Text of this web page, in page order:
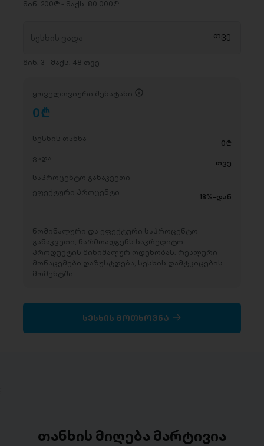
მინ. 200₾ - მაქს. 80 000₾
მინ. 3 - მაქს. 48 თვე
ყოველთვიური შენატანი
0D
სესხის თანხა 0 D
ვადა
თვე
საპროცენტო განაკვეთი
ეფექტური პროცენტი
18%-დან
ნომინალური და ეფექტური საპროცენტო
განაკვეთი, წარმოადგენს საკრედიტო
პროდუქტის მინიმალურ ოდენობას. რეალური
მონაცემები დაზუსტდება, სესხის დამტკიცების
მომენტში.
სესხის მოთხოვნა
;
თანხის მიღება მარტივია